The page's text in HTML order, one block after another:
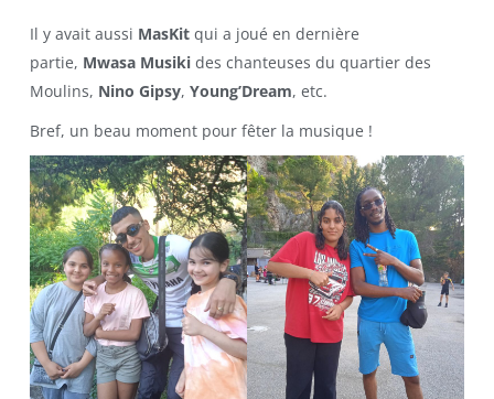
Il y avait aussi MasKitqui a joué en dernière
partie, Mwasa Musikides chanteuses du quartier des
Moulins, Nino Gipsy, Young’Dream, etc.
Bref, un beau moment pour fêter la musique !